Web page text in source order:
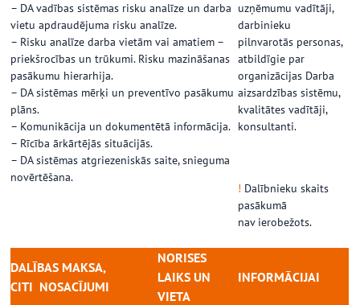
– DA vadības sistēmas risku analīze un darba
vietu apdraudējuma risku analīze.
– Risku analīze darba vietām vai amatiem –
priekšrocības un trūkumi. Risku mazināšanas
pasākumu hierarhija.
– DA sistēmas mērķi un preventīvo pasākumu
plāns.
– Komunikācija un dokumentētā informācija.
– Rīcība ārkārtējās situācijās.
– DA sistēmas atgriezeniskās saite, snieguma
novērtēšana.
uzņēmumu vadītāji,
darbinieku
pilnvarotās personas,
atbildīgie par
organizācijas Darba
aizsardzības sistēmu,
kvalitātes vadītāji,
konsultanti.
! Dalībnieku skaits
pasākumā
nav ierobežots.
DALĪBAS MAKSA,
CITI NOSACĪJUMI
NORISES
LAIKS UN
VIETA
INFORMĀCIJAI